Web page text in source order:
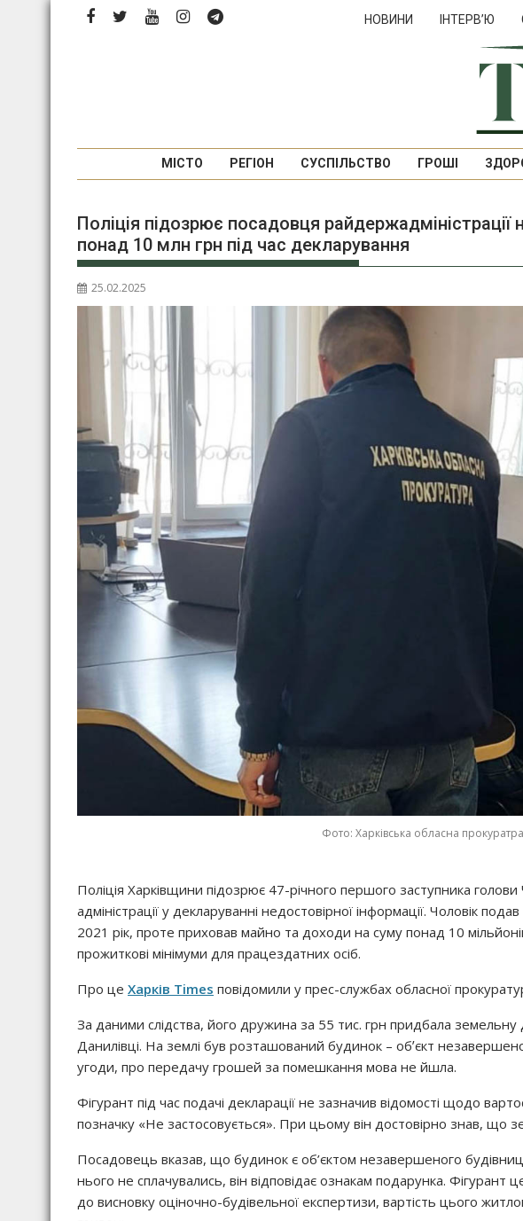
НОВИНИ ІНТЕРВ’Ю
МІСТО РЕГІОН СУСПІЛЬСТВО ГРОШІ
Поліція підозрює посадовця райдержадміністрації
понад 10 млн грн під час декларування
25.02.2025
Фото: Харківська обласна прокуратра
Поліція Харківщини підозрює 47-річного першого заступника голови
адміністрації у декларуванні недостовірної інформації. Чоловік
2021 рік, проте приховав майно та доходи на суму понад 10
прожиткові мінімуми для працездатних осіб.
Про це Харків Times повідомили у прес-службах обласної
За даними слідства, його дружина за 55 тис. грн придбала земельну
Данилівці. На землі був розташований будинок – обʼєкт
угоди, про передачу грошей за помешкання мова не йшла.
Фігурант під час подачі декларації не зазначив відомості щодо
позначку «Не застосовується». При цьому він достовірно знав, що
Посадовець вказав, що будинок є об’єктом незавершеного
нього не сплачувались, він відповідає ознакам подарунка. Фігурант
до висновку оціночно-будівельної експертизи, вартість цього